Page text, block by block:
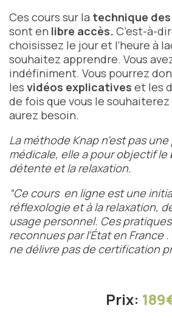
Ces cours sur la technique
sont en libre accès. C’est-à-
choisissez le jour et l’heure à
souhaitez apprendre. Vous
indéfiniment. Vous pourrez
les vidéos explicatives et les
de fois que vous le souhaiterez
aurez besoin.
La méthode Knap n’est pas
médicale, elle a pour objectif le
détente et la relaxation.
“Ce cours en ligne est une
réflexologie et à la relaxation,
usage personnel. Ces
reconnues par l’État en France.
ne délivre pas de certification
Prix: